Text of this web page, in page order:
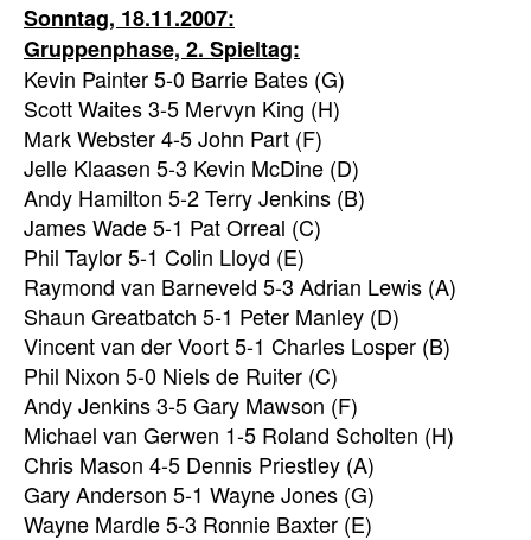
Sonntag, 18.11.2007:
Gruppenphase, 2. Spieltag:
Kevin Painter 5-0 Barrie Bates (G)
Scott Waites 3-5 Mervyn King (H)
Mark Webster 4-5 John Part (F)
Jelle Klaasen 5-3 Kevin McDine (D)
Andy Hamilton 5-2 Terry Jenkins (B)
James Wade 5-1 Pat Orreal (C)
Phil Taylor 5-1 Colin Lloyd (E)
Raymond van Barneveld 5-3 Adrian Lewis (A)
Shaun Greatbatch 5-1 Peter Manley (D)
Vincent van der Voort 5-1 Charles Losper (B)
Phil Nixon 5-0 Niels de Ruiter (C)
Andy Jenkins 3-5 Gary Mawson (F)
Michael van Gerwen 1-5 Roland Scholten (H)
Chris Mason 4-5 Dennis Priestley (A)
Gary Anderson 5-1 Wayne Jones (G)
Wayne Mardle 5-3 Ronnie Baxter (E)